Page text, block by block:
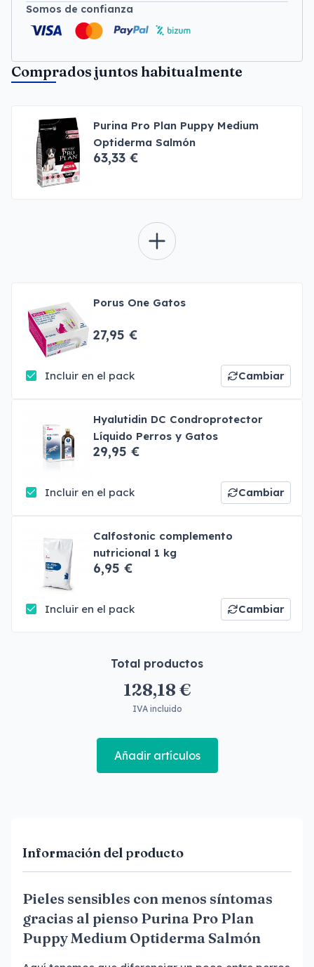
Somos de confianza
Comprados juntos habitualmente
Purina Pro Plan Puppy Medium
Optiderma Salmón
63,33 €
Porus One Gatos
27,95 €
Incluir en el pack Cambiar
Hyalutidin DC Condroprotector
Líquido Perros y Gatos
29,95 €
Incluir en el pack Cambiar
Calfostonic complemento
nutricional 1 kg
6,95 €
Incluir en el pack Cambiar
Total productos
128,18 €
IVA incluido
Añadir artículos
Información del producto
Pieles sensibles con menos síntomas
gracias al pienso Purina Pro Plan
Puppy Medium Optiderma Salmón